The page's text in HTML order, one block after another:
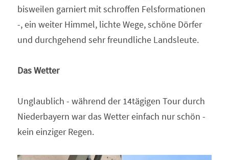
bisweilen garniert mit schroffen Felsformationen
-, ein weiter Himmel, lichte Wege, schöne Dörfer
und durchgehend sehr freundliche Landsleute.
Das Wetter
Unglaublich - während der 14tägigen Tour durch
Niederbayern war das Wetter einfach nur schön -
kein einziger Regen.